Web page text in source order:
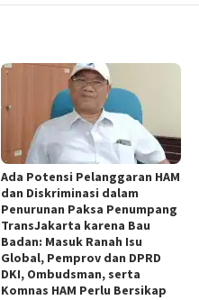
Ada Potensi Pelanggaran HAM
dan Diskriminasi dalam
Penurunan Paksa Penumpang
TransJakarta karena Bau
Badan: Masuk Ranah Isu
Global, Pemprov dan DPRD
DKI, Ombudsman, serta
Komnas HAM Perlu Bersikap